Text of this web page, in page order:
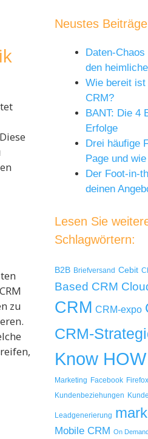
zu
Neustes
Daten-
den
Wie bereit ist
CRM?
BANT: Die 4
Erfolge
Drei häufige
Page und
Der Foot-in-
deinen
Lesen Sie
Schlagwörtern:
B2B Briefversand Cebit
Based CRM
CRM CRM-expo
CRM-
Know HOW
Marketing Facebook Firefox
Kundenbeziehungen
Leadgenerierung
Mobile CRM On